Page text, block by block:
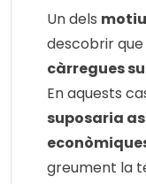
Un dels
descobrir que
càrregues
En aquests
suposaria
greument la